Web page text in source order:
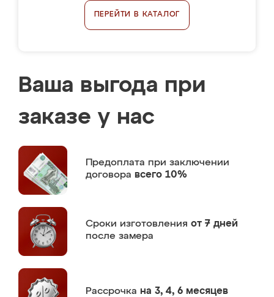
ПЕРЕЙТИ В КАТАЛОГ
Ваша выгода при
заказе у нас
Предоплата при заключении
договора всего 10%
Сроки изготовления от 7 дней
после замера
Рассрочка на 3, 4, 6 месяцев